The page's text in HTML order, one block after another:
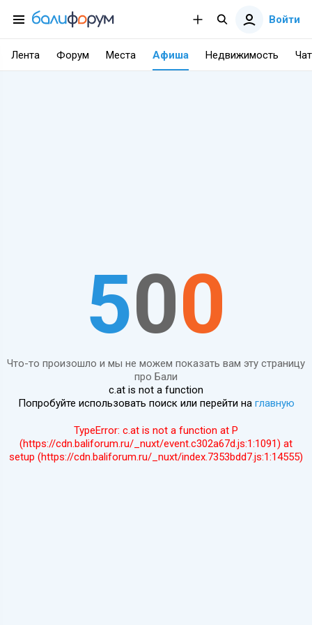
Войти
Лента Форум Места Афиша Недвижимость Чат
500
Что-то произошло и мы не можем показать вам эту страницу
про Бали
c.at is not a function
Попробуйте использовать поиск или перейти на главную
TypeError: c.at is not a function at P
(https://cdn.baliforum.ru/_nuxt/event.c302a67d.js:1:1091) at
setup (https://cdn.baliforum.ru/_nuxt/index.7353bdd7.js:1:14555)